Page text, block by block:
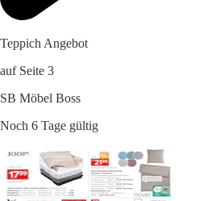
Teppich Angebot
auf Seite 3
SB Möbel Boss
Noch 6 Tage gültig